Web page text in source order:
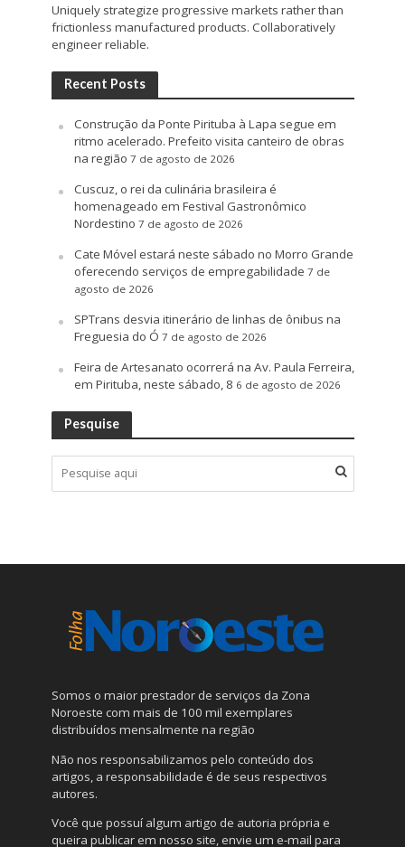
Uniquely strategize progressive markets rather than
frictionless manufactured products. Collaboratively
engineer reliable.
Recent Posts
Construção da Ponte Pirituba à Lapa segue em
ritmo acelerado. Prefeito visita canteiro de obras
na região 7 de agosto de 2026
Cuscuz, o rei da culinária brasileira é
homenageado em Festival Gastronômico
Nordestino 7 de agosto de 2026
Cate Móvel estará neste sábado no Morro Grande
oferecendo serviços de empregabilidade 7 de
agosto de 2026
SPTrans desvia itinerário de linhas de ônibus na
Freguesia do Ó 7 de agosto de 2026
Feira de Artesanato ocorrerá na Av. Paula Ferreira,
em Pirituba, neste sábado, 8 6 de agosto de 2026
Pesquise
Somos o maior prestador de serviços da Zona
Noroeste com mais de 100 mil exemplares
distribuídos mensalmente na região
Não nos responsabilizamos pelo conteúdo dos
artigos, a responsabilidade é de seus respectivos
autores.
Você que possuí algum artigo de autoria própria e
queira publicar em nosso site, envie um e-mail para